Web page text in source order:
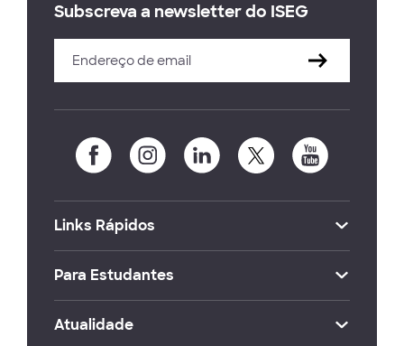
Subscreva a newsletter do ISEG
Links Rápidos
Para Estudantes
Atualidade